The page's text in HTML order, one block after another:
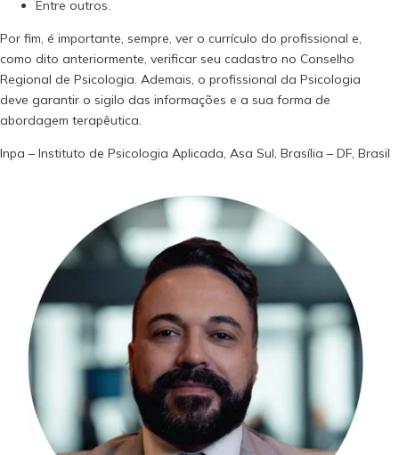
Entre outros.
Por fim, é importante, sempre, ver o currículo do profissional e,
como dito anteriormente, verificar seu cadastro no Conselho
Regional de Psicologia. Ademais, o profissional da Psicologia
deve garantir o sigilo das informações e a sua forma de
abordagem terapêutica.
Inpa – Instituto de Psicologia Aplicada, Asa Sul, Brasília – DF, Brasil